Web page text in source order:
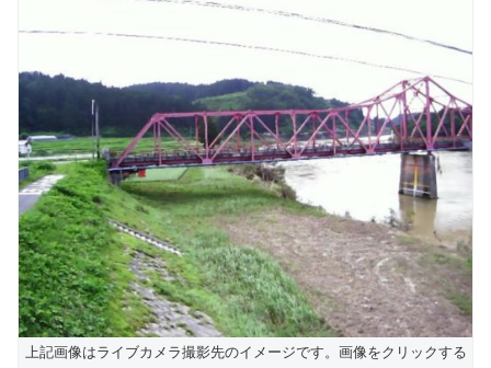
上記画像はライブカメラ撮影先のイメージです。画像をクリックする